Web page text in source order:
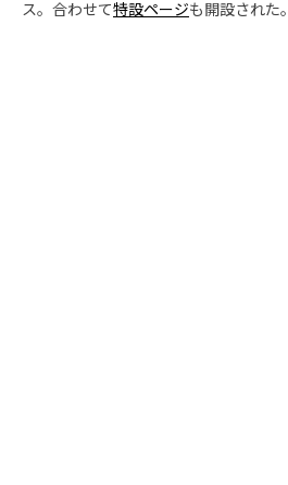
ス。合わせて特設ページも開設された。